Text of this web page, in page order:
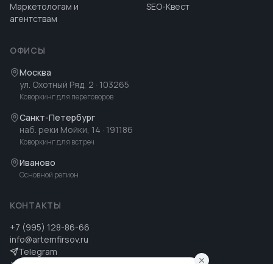
Маркетологам и
агентствам
SEO-Квест
ОФИСЫ
Москва
ул. Охотный Ряд, 2 · 103265
Коворкинг для переговоров
Санкт-Петербург
наб. реки Мойки, 14 · 191186
Коворкинг для встреч
Иваново
Основной регион
КОНТАКТЫ
+7 (995) 128-86-66
info@artemfirsov.ru
Telegram